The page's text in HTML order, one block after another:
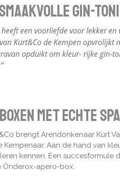
Gin-
een voorliefde voor lekker en
Kurt&Co de Kempen
opduikt om kleur- rijke gin-
met echte
brengt Arendonkenaar Kurt
Aan de hand van
kennen. Een
Onderox-apero-box.